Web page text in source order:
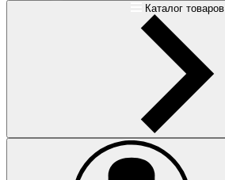
Каталог товаров